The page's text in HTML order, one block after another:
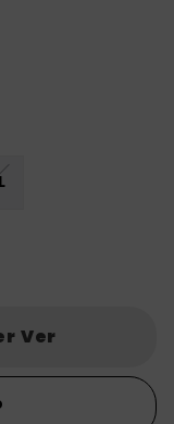
Ver